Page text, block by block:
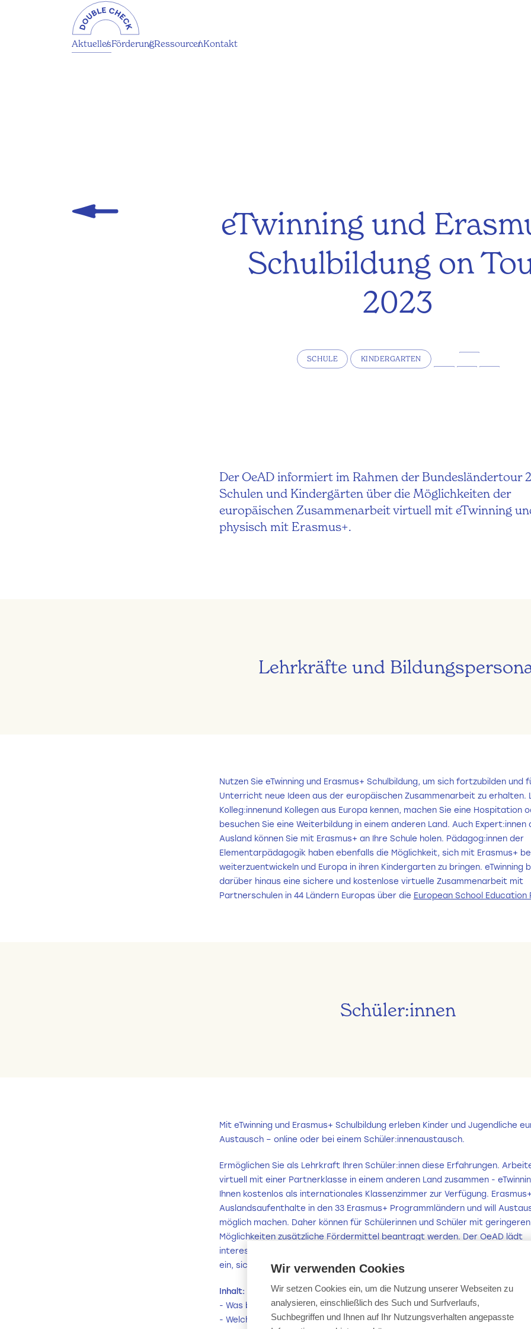
AktuellesFörderungRessourcenKontakt
eTwinning und
Schulbildung on
2023
SCHULE KINDERGARTEN
Der OeAD informiert im Rahmen der Bundesländertour
Schulen und Kindergärten über die Möglichkeiten der
europäischen Zusammenarbeit virtuell mit eTwinning
physisch mit Erasmus+.
Lehrkräfte und
Nutzen Sie eTwinning und Erasmus+ Schulbildung, um sich fortzubilden und
Unterricht neue Ideen aus der europäischen Zusammenarbeit zu erhalten.
Kolleg:innenund Kollegen aus Europa kennen, machen Sie eine Hospitation
besuchen Sie eine Weiterbildung in einem anderen Land. Auch Expert:innen
Ausland können Sie mit Erasmus+ an Ihre Schule holen. Pädagog:innen der
Elementarpädagogik haben ebenfalls die Möglichkeit, sich mit Erasmus+
weiterzuentwickeln und Europa in ihren Kindergarten zu bringen. eTwinning
darüber hinaus eine sichere und kostenlose virtuelle Zusammenarbeit mit
Partnerschulen in 44 Ländern Europas über die European School Education
Schüler:innen
Mit eTwinning und Erasmus+ Schulbildung erleben Kinder und Jugendliche
Austausch – online oder bei einem Schüler:innenaustausch.
Ermöglichen Sie als Lehrkraft Ihren Schüler:innen diese Erfahrungen.
virtuell mit einer Partnerklasse in einem anderen Land zusammen -
Ihnen kostenlos als internationales Klassenzimmer zur Verfügung.
Auslandsaufenthalte in den 33 Erasmus+ Programmländern und will
möglich machen. Daher können für Schülerinnen und Schüler mit geringeren
Möglichkeiten zusätzliche Fördermittel beantragt werden. Der OeAD lädt
interessierte Lehrkräfte, Direktor:innen sowie Kindergartenpädagog:innen
ein, sich anzumelden.
Inhalt:
- Was bieten eTwinning und dieEuropean School Education Platform
- Welche gefördertenSeminare und FortbildungenbieteteTwinning für
Wir verwenden Cookies
Wir setzen Cookies ein, um die Nutzung unserer Webseiten zu
analysieren, einschließlich des Such und Surfverlaufs,
Suchbegriffen und Ihnen auf Ihr Nutzungsverhalten angepasste